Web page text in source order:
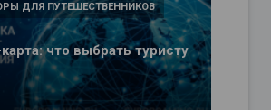
что выбрать туристу
ДЛЯ ПУТЕШЕСТВЕННИКОВ